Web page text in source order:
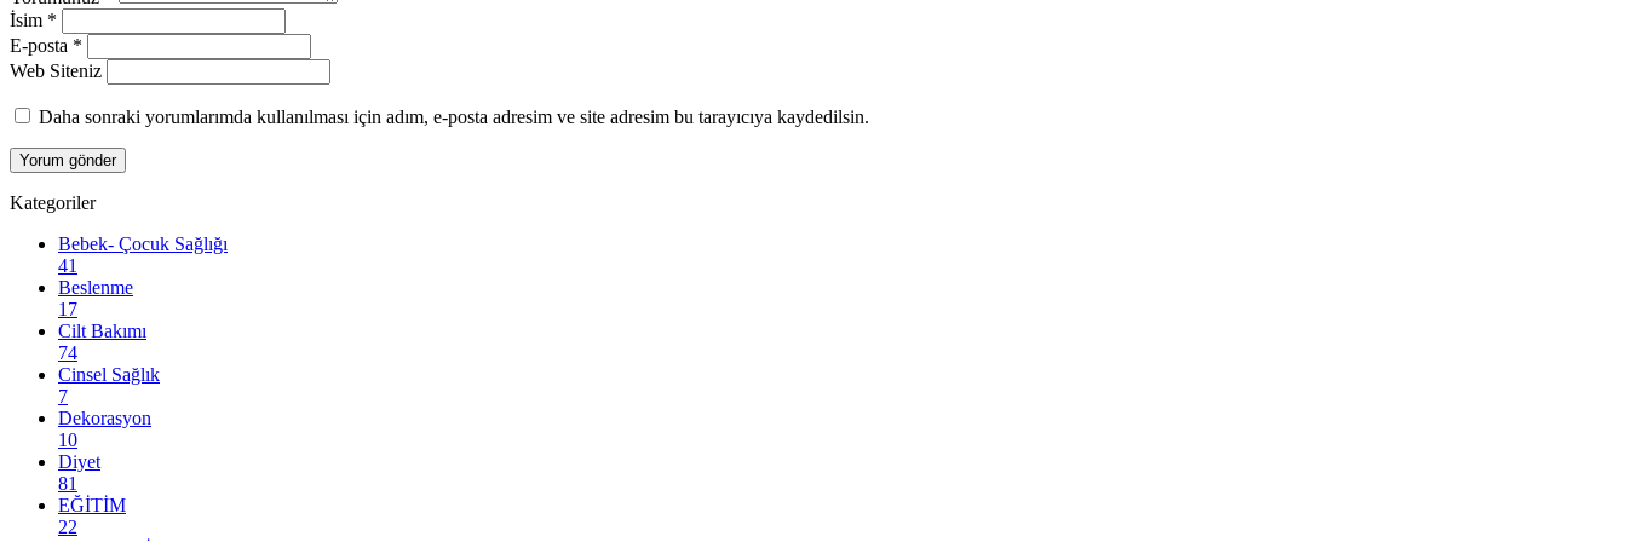
İsim *
E-posta *
Web Siteniz
Daha sonraki yorumlarımda kullanılması için adım, e-posta adresim ve site adresim bu tarayıcıya kaydedilsin.
Kategoriler
Bebek- Çocuk Sağlığı
41
Beslenme
17
Cilt Bakımı
74
Cinsel Sağlık
7
Dekorasyon
10
Diyet
81
EĞİTİM
22